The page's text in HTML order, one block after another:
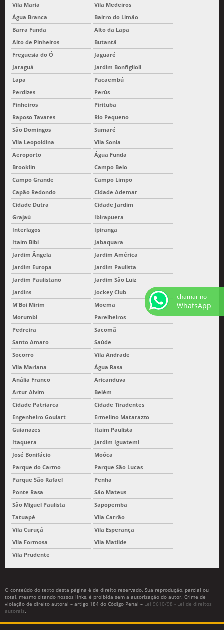
Vila Maria
Vila Medeiros
Água Branca
Bairro do Limão
Barra Funda
Alto da Lapa
Alto de Pinheiros
Butantã
Freguesia do Ó
Jaguaré
Jaraguá
Jardim Bonfiglioli
Lapa
Pacaembú
Perdizes
Perús
Pinheiros
Pirituba
Raposo Tavares
Rio Pequeno
São Domingos
Sumaré
Vila Leopoldina
Vila Sonia
Aeroporto
Água Funda
Brooklin
Campo Belo
Campo Grande
Campo Limpo
Capão Redondo
Cidade Ademar
Cidade Dutra
Cidade Jardim
Grajaú
Ibirapuera
Interlagos
Ipiranga
Itaim Bibi
Jabaquara
Jardim Ângela
Jardim América
Jardim Europa
Jardim Paulista
Jardim Paulistano
Jardim São Luiz
Jardins
Jockey Club
M'Boi Mirim
Moema
Morumbi
Parelheiros
Pedreira
Sacomã
Santo Amaro
Saúde
Socorro
Vila Andrade
Vila Mariana
Água Rasa
Anália Franco
Aricanduva
Artur Alvim
Belém
Cidade Patriarca
Cidade Tiradentes
Engenheiro Goulart
Ermelino Matarazzo
Guianazes
Itaim Paulista
Itaquera
Jardim Iguatemi
José Bonifácio
Moóca
Parque do Carmo
Parque São Lucas
Parque São Rafael
Penha
Ponte Rasa
São Mateus
São Miguel Paulista
Sapopemba
Tatuapé
Vila Carrão
Vila Curuçá
Vila Esperança
Vila Formosa
Vila Matilde
Vila Prudente
O conteúdo do texto desta página é de direito reservado. Sua reprodução, parcial ou
total, mesmo citando nossos links, é proibida sem a autorização do autor. Crime de
violação de direito autoral – artigo 184 do Código Penal – Lei 9610/98 - Lei de direitos
autorais.
chamar no
WhatsApp